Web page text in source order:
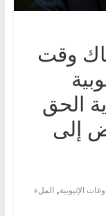
وقت
الحق
إلى
الإثيوبية, الملء